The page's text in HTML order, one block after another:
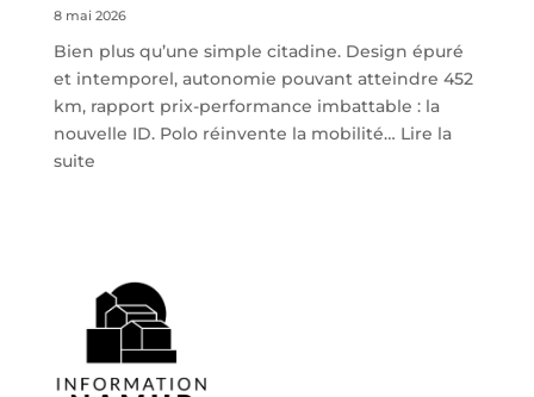
8 mai 2026
Bien plus qu’une simple citadine. Design épuré
et intemporel, autonomie pouvant atteindre 452
km, rapport prix-performance imbattable : la
nouvelle ID. Polo réinvente la mobilité… Lire la
suite:
la
nouvelle
citadine
100